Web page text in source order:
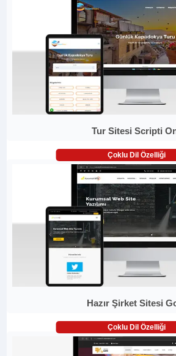
Tur Sitesi Scripti
Çoklu Dil Özelliği
Hazır Şirket Sitesi
Çoklu Dil Özelliği